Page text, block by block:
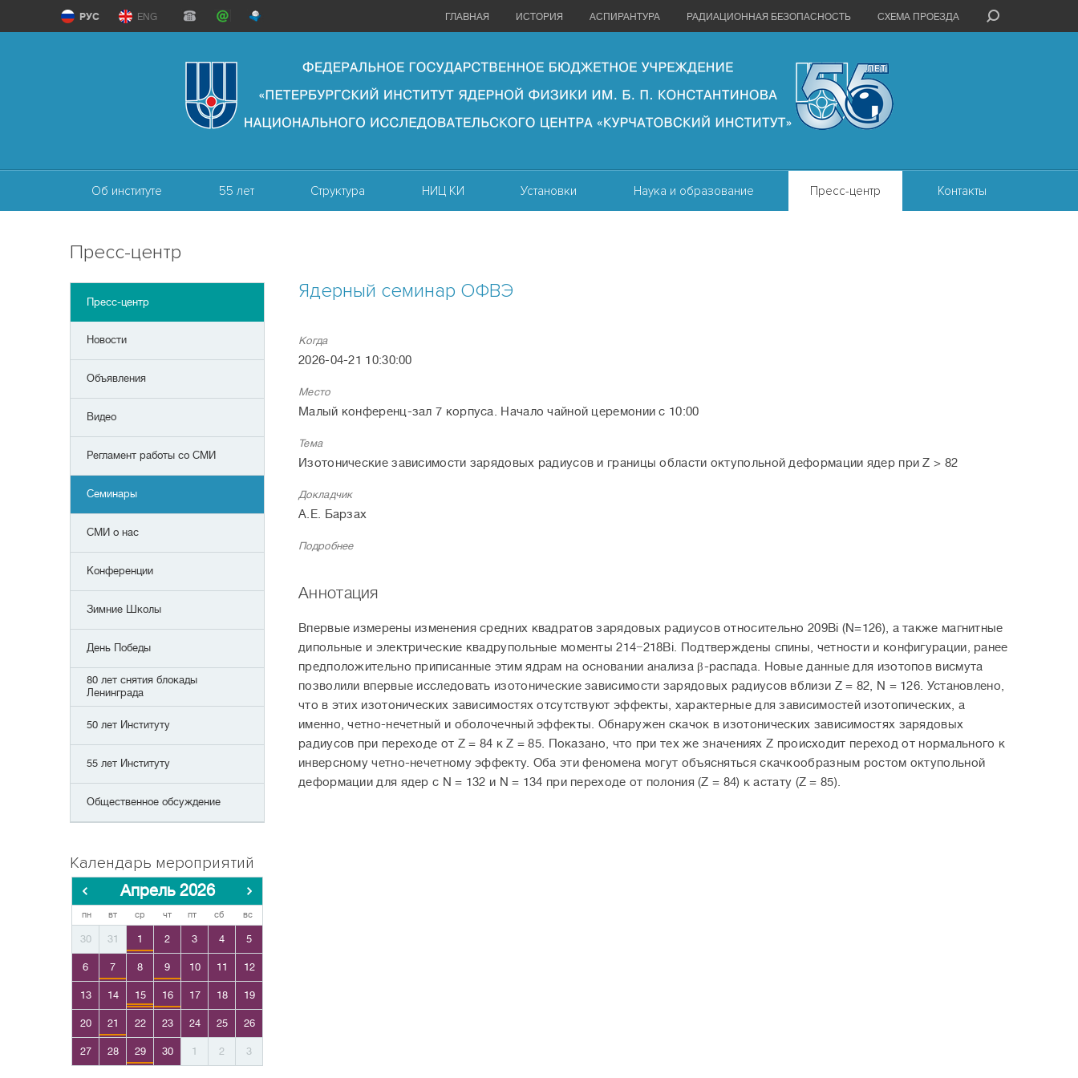
ГЛАВНАЯ ИСТОРИЯ АСПИРАНТУРА РАДИАЦИОННАЯ БЕЗОПАСНОСТЬ СХЕМА ПРОЕЗДА
РУС ENG
Об институте 55 лет Структура НИЦ КИ Установки Наука и образование Пресс-центр Контакты
Пресс-центр
Пресс-центр
Новости
Объявления
Видео
Регламент работы со СМИ
Семинары
СМИ о нас
Конференции
Зимние Школы
День Победы
80 лет снятия блокады
Ленинграда
50 лет Институту
55 лет Институту
Общественное обсуждение
Календарь мероприятий
Апрель 2026
пн вт ср чт пт сб вс
30 31 1 2 3 4 5
6 7 8 9 10 11 12
13 14 15 16 17 18 19
20 21 22 23 24 25 26
27 28 29 30 1 2 3
Ядерный семинар ОФВЭ
Когда
2026-04-21 10:30:00
Место
Малый конференц-зал 7 корпуса. Начало чайной церемонии с 10:00
Тема
Изотонические зависимости зарядовых радиусов и границы области октупольной деформации ядер при Z > 82
Докладчик
А.Е. Барзах
Подробнее
Аннотация
Впервые измерены изменения средних квадратов зарядовых радиусов относительно 209Bi (N=126), а также магнитные
дипольные и электрические квадрупольные моменты 214−218Bi. Подтверждены спины, четности и конфигурации, ранее
предположительно приписанные этим ядрам на основании анализа β-распада. Новые данные для изотопов висмута
позволили впервые исследовать изотонические зависимости зарядовых радиусов вблизи Z = 82, N = 126. Установлено,
что в этих изотонических зависимостях отсутствуют эффекты, характерные для зависимостей изотопических, а
именно, четно-нечетный и оболочечный эффекты. Обнаружен скачок в изотонических зависимостях зарядовых
радиусов при переходе от Z = 84 к Z = 85. Показано, что при тех же значениях Z происходит переход от нормального к
инверсному четно-нечетному эффекту. Оба эти феномена могут объясняться скачкообразным ростом октупольной
деформации для ядер с N = 132 и N = 134 при переходе от полония (Z = 84) к астату (Z = 85).